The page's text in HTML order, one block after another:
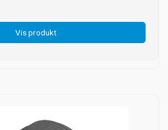
Vis produkt